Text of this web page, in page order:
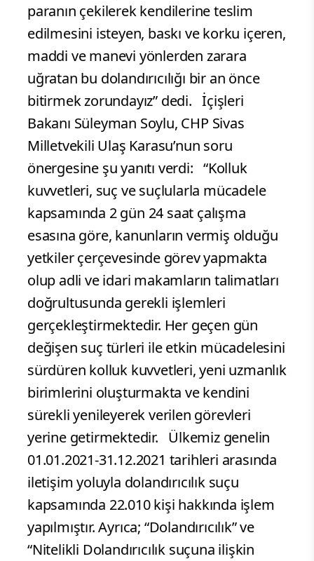
paranın çekilerek kendilerine teslim
edilmesini isteyen, baskı ve korku içeren,
maddi ve manevi yönlerden zarara
uğratan bu dolandırıcılığı bir an önce
bitirmek zorundayız” dedi. İçişleri
Bakanı Süleyman Soylu, CHP Sivas
Milletvekili Ulaş Karasu’nun soru
önergesine şu yanıtı verdi: “Kolluk
kuvvetleri, suç ve suçlularla mücadele
kapsamında 2 gün 24 saat çalışma
esasına göre, kanunların vermiş olduğu
yetkiler çerçevesinde görev yapmakta
olup adli ve idari makamların talimatları
doğrultusunda gerekli işlemleri
gerçekleştirmektedir. Her geçen gün
değişen suç türleri ile etkin mücadelesini
sürdüren kolluk kuvvetleri, yeni uzmanlık
birimlerini oluşturmakta ve kendini
sürekli yenileyerek verilen görevleri
yerine getirmektedir. Ülkemiz genelin
01.01.2021-31.12.2021 tarihleri arasında
iletişim yoluyla dolandırıcılık suçu
kapsamında 22.010 kişi hakkında işlem
yapılmıştır. Ayrıca; “Dolandırıcılık” ve
“Nitelikli Dolandırıcılık suçuna ilişkin